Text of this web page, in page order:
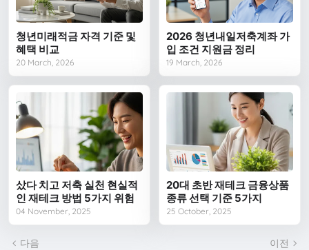
청년미래적금 자격 기준 및
혜택 비교
20 March, 2026
2026 청년내일저축계좌 가
입 조건 지원금 정리
19 March, 2026
샀다 치고 저축 실천 현실적
인 재테크 방법 5가지 위험
04 November, 2025
20대 초반 재테크 금융상품
종류 선택 기준 5가지
25 October, 2025
다음 이전